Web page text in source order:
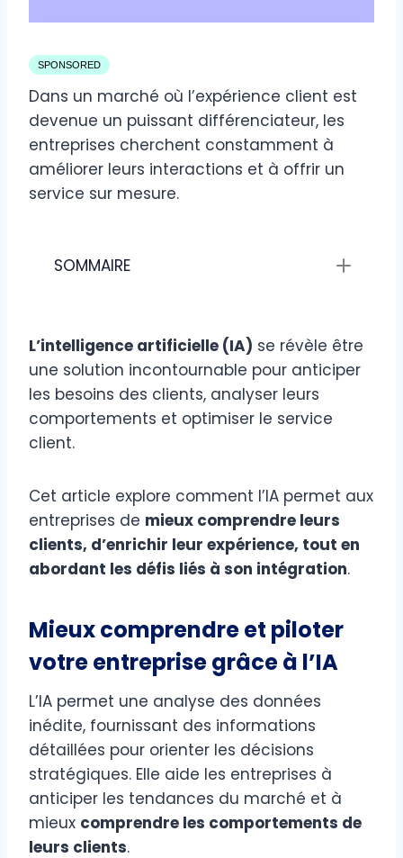
SPONSORED
Dans un marché où l’expérience client est
devenue un puissant différenciateur, les
entreprises cherchent constamment à
améliorer leurs interactions et à offrir un
service sur mesure.
SOMMAIRE
L’intelligence artificielle (IA) se révèle être
une solution incontournable pour anticiper
les besoins des clients, analyser leurs
comportements et optimiser le service
client.
Cet article explore comment l’IA permet aux
entreprises de mieux comprendre leurs
clients, d’enrichir leur expérience, tout en
abordant les défis liés à son intégration.
Mieux comprendre et piloter
votre entreprise grâce à l’IA
L’IA permet une analyse des données
inédite, fournissant des informations
détaillées pour orienter les décisions
stratégiques. Elle aide les entreprises à
anticiper les tendances du marché et à
mieux comprendre les comportements de
leurs clients.